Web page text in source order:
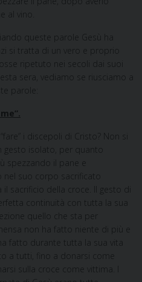
vino.
queste parole Gesù ha
si tratta di un vero e proprio
ripetuto nei secoli dai suoi
sera, vediamo se riusciamo a
parole:
i discepoli di Cristo? Non si
isolato, per quanto
spezzando il pane e
suo corpo sacrificato
sacrificio della croce. Il gesto di
continuità con tutta la sua
quello che sta per
non ha fatto niente di più e
fatto durante tutta la sua vita
a tutti, fino a donarsi come
sulla croce come vittima. I